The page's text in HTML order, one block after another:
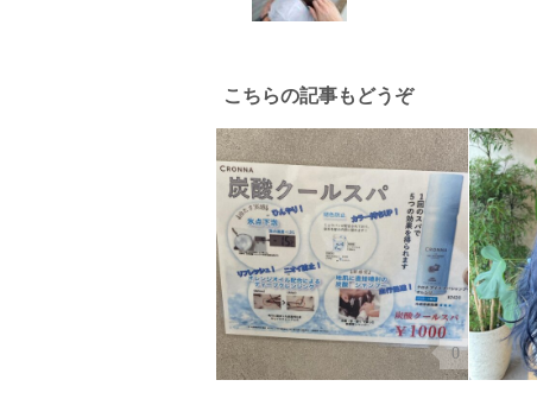
こちらの記事もどうぞ
0